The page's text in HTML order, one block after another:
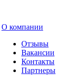
О компании
Отзывы
Вакансии
Контакты
Партнеры